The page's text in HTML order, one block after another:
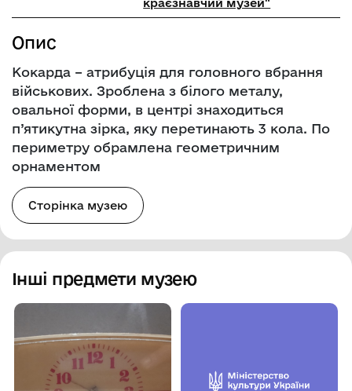
краєзнавчий музей"
Опис
Кокарда – атрибуція для головного вбрання
військових. Зроблена з білого металу,
овальної форми, в центрі знаходиться
п’ятикутна зірка, яку перетинають 3 кола. По
периметру обрамлена геометричним
орнаментом
Сторінка музею
Інші предмети музею